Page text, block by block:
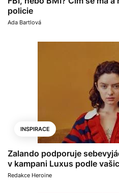
policie
Ada Bartlová
INSPIRACE
Zalando podporuje
v kampani Luxus podle
Redakce Heroine